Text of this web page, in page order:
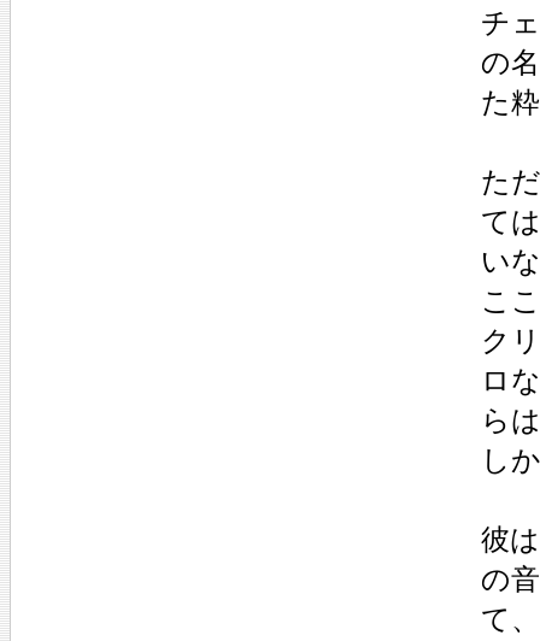
チ
の
た
た
て
い
こ
ク
ロ
ら
し
彼
の
て